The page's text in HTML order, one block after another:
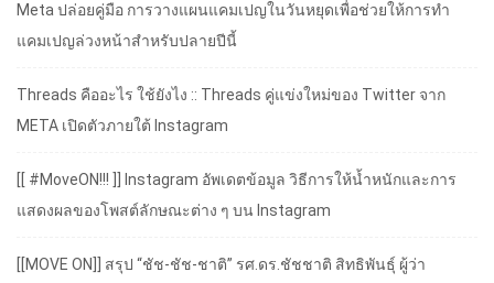
Meta ปล่อยคู่มือ การวางแผนแคมเปญในวันหยุดเพื่อช่วยให้การทำ
แคมเปญล่วงหน้าสำหรับปลายปีนี้
Threads คืออะไร ใช้ยังไง :: Threads คู่แข่งใหม่ของ Twitter จาก
META เปิดตัวภายใต้ Instagram
[[ #MoveON!!! ]] Instagram อัพเดตข้อมูล วิธีการให้น้ำหนักและการ
แสดงผลของโพสต์ลักษณะต่าง ๆ บน Instagram
[[MOVE ON]] สรุป “ชัช-ชัช-ชาติ” รศ.ดร.ชัชชาติ สิทธิพันธุ์ ผู้ว่า